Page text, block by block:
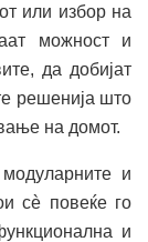
или избор на
можност и
да добијат
решенија што
на домот.
и
сè повеќе го
и